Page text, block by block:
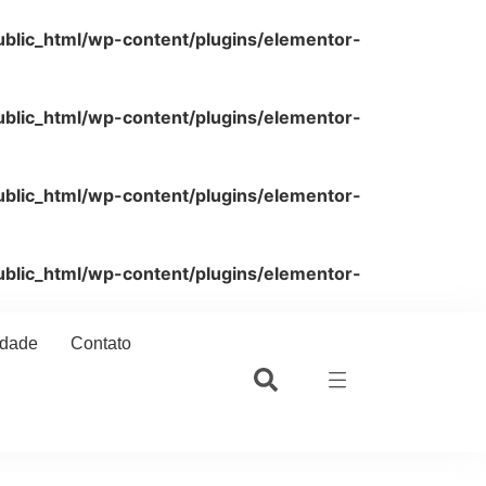
wp-content/plugins/elementor-
wp-content/plugins/elementor-
wp-content/plugins/elementor-
wp-content/plugins/elementor-
Contato